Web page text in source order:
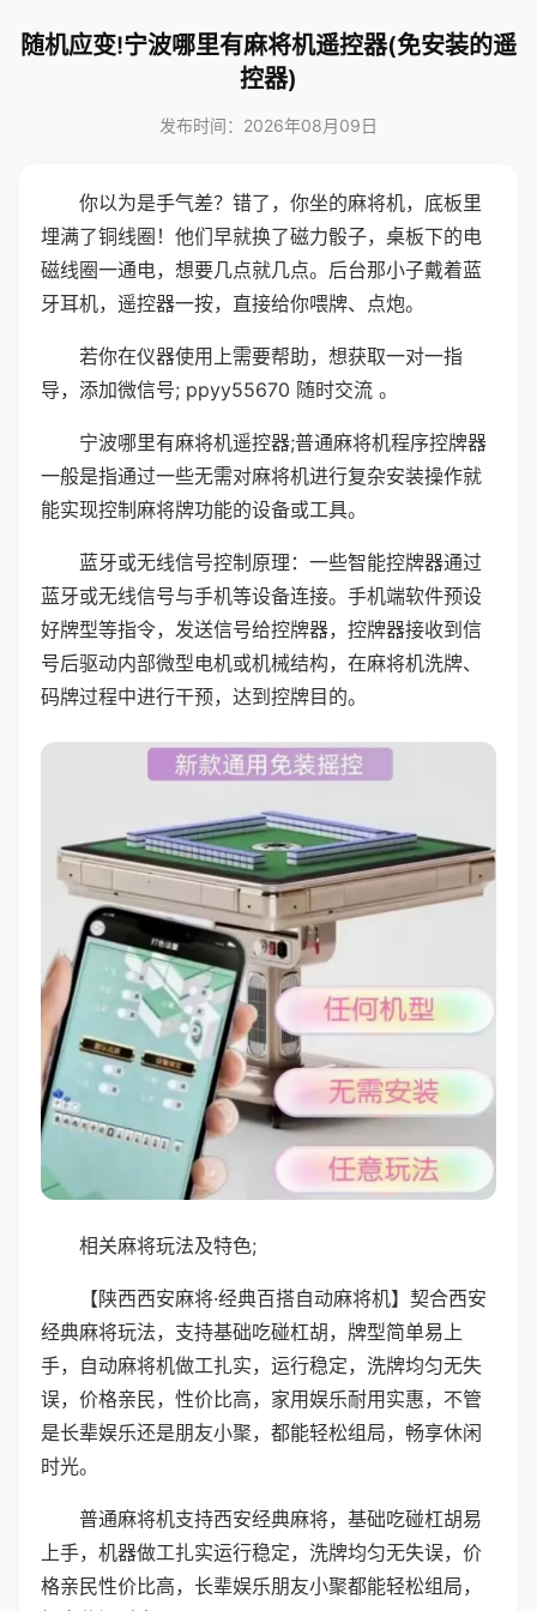
随机应变!宁波哪里有麻将机遥控器(免安装的遥
控器)
发布时间：2026年08月09日
你以为是手气差？错了，你坐的麻将机，底板里
埋满了铜线圈！他们早就换了磁力骰子，桌板下的电
磁线圈一通电，想要几点就几点。后台那小子戴着蓝
牙耳机，遥控器一按，直接给你喂牌、点炮。
若你在仪器使用上需要帮助，想获取一对一指
导，添加微信号; ppyy55670 随时交流 。
宁波哪里有麻将机遥控器;普通麻将机程序控牌器
一般是指通过一些无需对麻将机进行复杂安装操作就
能实现控制麻将牌功能的设备或工具。
蓝牙或无线信号控制原理：一些智能控牌器通过
蓝牙或无线信号与手机等设备连接。手机端软件预设
好牌型等指令，发送信号给控牌器，控牌器接收到信
号后驱动内部微型电机或机械结构，在麻将机洗牌、
码牌过程中进行干预，达到控牌目的。
相关麻将玩法及特色;
【陕西西安麻将·经典百搭自动麻将机】契合西安
经典麻将玩法，支持基础吃碰杠胡，牌型简单易上
手，自动麻将机做工扎实，运行稳定，洗牌均匀无失
误，价格亲民，性价比高，家用娱乐耐用实惠，不管
是长辈娱乐还是朋友小聚，都能轻松组局，畅享休闲
时光。
普通麻将机支持西安经典麻将，基础吃碰杠胡易
上手，机器做工扎实运行稳定，洗牌均匀无失误，价
格亲民性价比高，长辈娱乐朋友小聚都能轻松组局，